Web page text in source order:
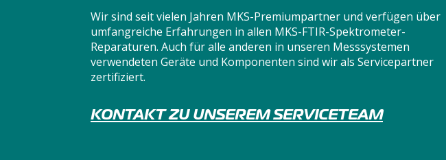
Wir sind seit vielen Jahren MKS-Premiumpartner und verfügen über
umfangreiche Erfahrungen in allen MKS-FTIR-Spektrometer-
Reparaturen. Auch für alle anderen in unseren Messsystemen
verwendeten Geräte und Komponenten sind wir als Servicepartner
zertifiziert.
KONTAKT ZU UNSEREM SERVICETEAM